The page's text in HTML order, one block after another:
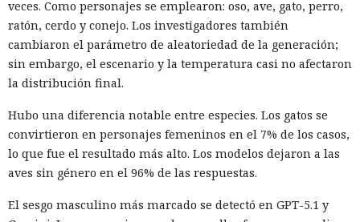
equipo de investigación la unidad Mandiant de Google, que
no detectó problemas en la seguridad de la propia
plataforma. Según Mandiant, los hackers utilizaron
credenciales aún vigentes que fueron robadas en 2020 y,
Los analistas señalaron que el grupo tenía base en
Norteamérica y colaboraba con otro participante desde
Turquía — John Erin Binns, a quien las autoridades turcas
anterior al operador de telecomunicaciones T-Mobile. Antes
veces. Como personajes se emplearon: oso, ave, gato, perro,
ratón, cerdo y conejo. Los investigadores también
cambiaron el parámetro de aleatoriedad de la generación;
sin embargo, el escenario y la temperatura casi no afectaron
la distribución final.
Hubo una diferencia notable entre especies. Los gatos se
convirtieron en personajes femeninos en el 7% de los casos,
lo que fue el resultado más alto. Los modelos dejaron a las
aves sin género en el 96% de las respuestas.
El sesgo masculino más marcado se detectó en GPT-5.1 y